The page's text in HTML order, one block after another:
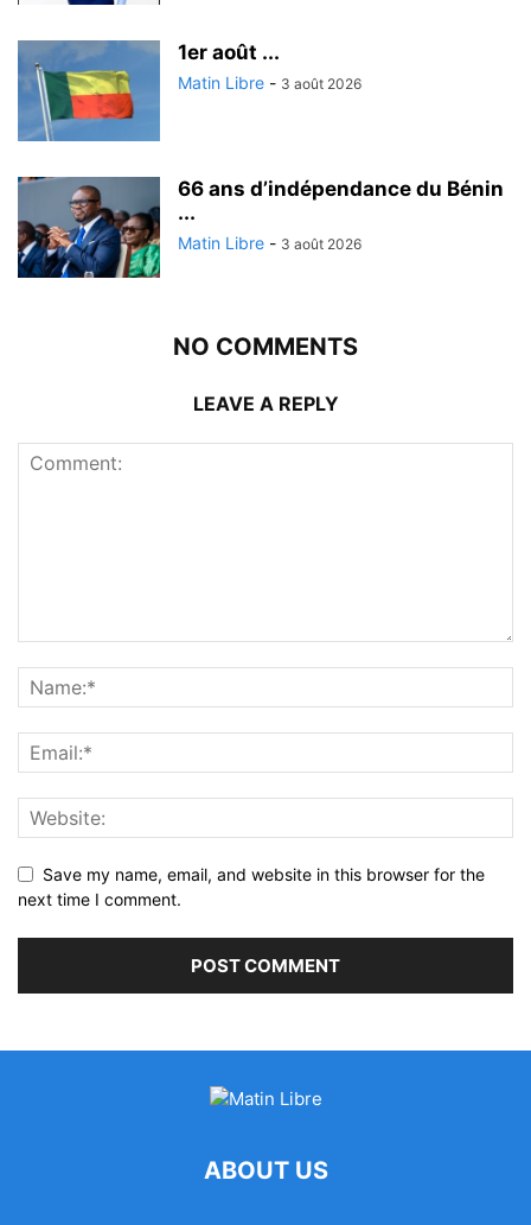
1er août ...
Matin Libre - 3 août 2026
66 ans d’indépendance du Bénin
...
Matin Libre - 3 août 2026
NO COMMENTS
LEAVE A REPLY
Save my name, email, and website in this browser for the
next time I comment.
ABOUT US